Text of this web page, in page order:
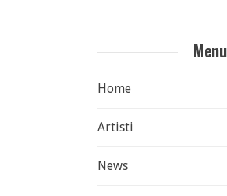
Menu
Home
Artisti
News